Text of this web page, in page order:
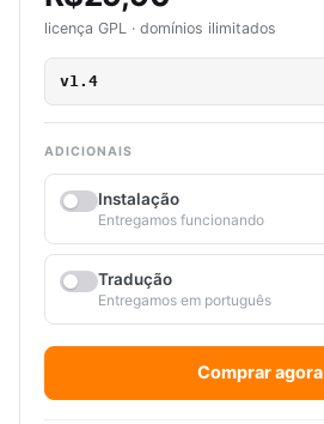
licença GPL · domínios ilimitados
v1.4
ADICIONAIS
Instalação
Entregamos funcionando
Tradução
Entregamos em português
Comprar agora